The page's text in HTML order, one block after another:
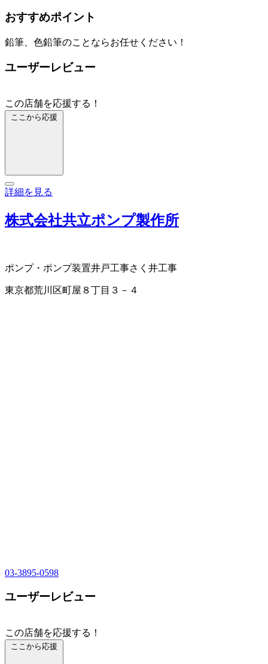
おすすめポイント
鉛筆、色鉛筆のことならお任せください！
ユーザーレビュー
この店舗を応援する！
ここから応援
詳細を見る
株式会社共立ポンプ製作所
ポンプ・ポンプ装置井戸工事さく井工事
東京都荒川区町屋８丁目３－４
03-3895-0598
ユーザーレビュー
この店舗を応援する！
ここから応援